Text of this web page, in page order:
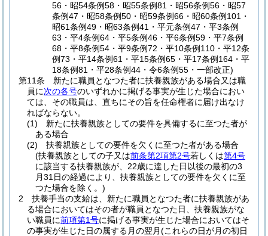
56・昭54条例58・昭55条例81・昭56条例56・昭57
条例47・昭58条例50・昭59条例66・昭60条例101・
昭61条例49・昭63条例41・平元条例47・平3条例
63・平4条例64・平5条例46・平6条例59・平7条例
68・平8条例54・平9条例72・平10条例110・平12条
例73・平14条例61・平15条例65・平17条例164・平
18条例81・平28条例44・令6条例55・一部改正)
第11条
新たに職員となつた者に扶養親族がある場合又は職
員に次の各号のいずれかに掲げる事実が生じた場合におい
ては、その職員は、直ちにその旨を任命権者に届け出なけ
ればならない。
(1)
新たに扶養親族としての要件を具備するに至つた者が
ある場合
(2)
扶養親族としての要件を欠くに至つた者がある場合
(扶養親族としての子又は前条第2項第2号若しくは第4号
に該当する扶養親族が、22歳に達した日以後の最初の3
月31日の経過により、扶養親族としての要件を欠くに至
つた場合を除く。)
2
扶養手当の支給は、新たに職員となつた者に扶養親族があ
る場合においてはその者が職員となつた日、扶養親族がな
い職員に前項第1号に掲げる事実が生じた場合においてはそ
の事実が生じた日の属する月の翌月(これらの日が月の初日